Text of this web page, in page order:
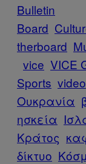
Bulletin
Board
therboard
vice VICE
Sports video
Ουκρανία
ησκεία
Κράτος
δίκτυο